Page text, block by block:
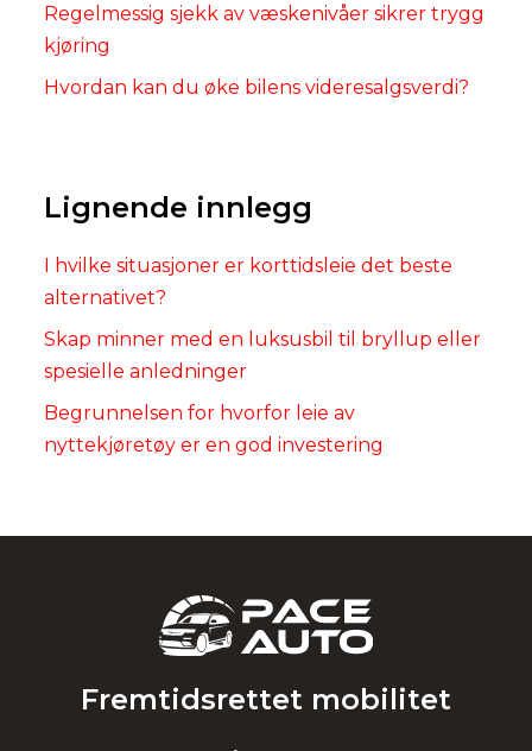
Regelmessig sjekk av væskenivåer sikrer trygg
kjøring
Hvordan kan du øke bilens videresalgsverdi?
Lignende innlegg
I hvilke situasjoner er korttidsleie det beste
alternativet?
Skap minner med en luksusbil til bryllup eller
spesielle anledninger
Begrunnelsen for hvorfor leie av
nyttekjøretøy er en god investering
Fremtidsrettet mobilitet